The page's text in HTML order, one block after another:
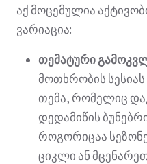
აქ მოცემულია
ვარიაცია:
თემატური
მოთხრობის
თემა, რომელიც
დედამიწის
როგორიცაა
ციკლი ან